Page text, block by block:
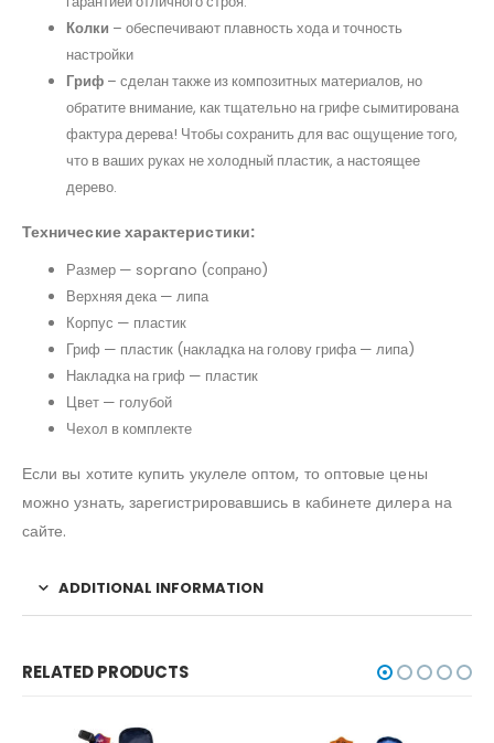
Колки – обеспечивают плавность хода и точность
настройки
Гриф – сделан также из композитных материалов, но
обратите внимание, как тщательно на грифе сымитирована
фактура дерева! Чтобы сохранить для вас ощущение того,
что в ваших руках не холодный пластик, а настоящее
дерево.
Технические характеристики:
Размер — soprano (сопрано)
Верхняя дека — липа
Корпус — пластик
Гриф — пластик (накладка на голову грифа — липа)
Накладка на гриф — пластик
Цвет — голубой
Чехол в комплекте
Если вы хотите купить укулеле оптом, то оптовые цены
можно узнать, зарегистрировавшись в кабинете дилера на
сайте.
ADDITIONAL INFORMATION
RELATED PRODUCTS